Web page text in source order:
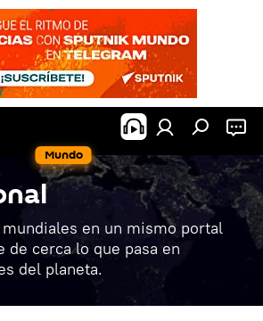
Mundo
mundiales en un mismo portal
cerca lo que pasa en
del planeta.